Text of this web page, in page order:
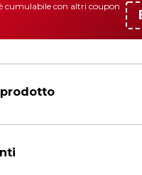
cumulabile con altri coupon